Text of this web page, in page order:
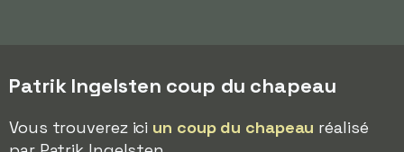
Patrik Ingelsten coup du chapeau
Vous trouverez ici un coup du chapeau réalisé